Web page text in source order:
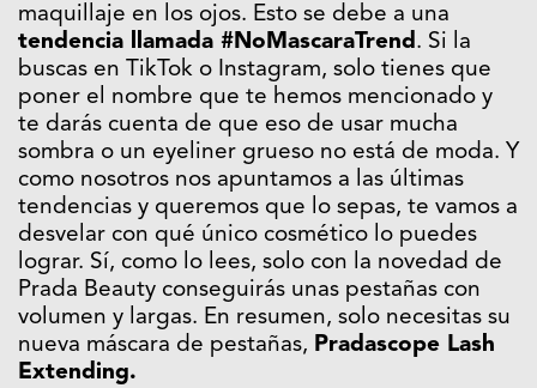
maquillaje en los ojos. Esto se debe a una
tendencia llamada #NoMascaraTrend. Si la
buscas en TikTok o Instagram, solo tienes que
poner el nombre que te hemos mencionado y
te darás cuenta de que eso de usar mucha
sombra o un eyeliner grueso no está de moda. Y
como nosotros nos apuntamos a las últimas
tendencias y queremos que lo sepas, te vamos a
desvelar con qué único cosmético lo puedes
lograr. Sí, como lo lees, solo con la novedad de
Prada Beauty conseguirás unas pestañas con
volumen y largas. En resumen, solo necesitas su
nueva máscara de pestañas, Pradascope Lash
Extending.